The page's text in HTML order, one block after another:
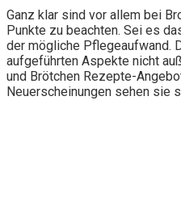
Ganz klar sind vor allem bei
Punkte zu beachten. Sei es
der mögliche Pflegeaufwand.
aufgeführten Aspekte nicht
und Brötchen Rezepte-
Neuerscheinungen sehen sie